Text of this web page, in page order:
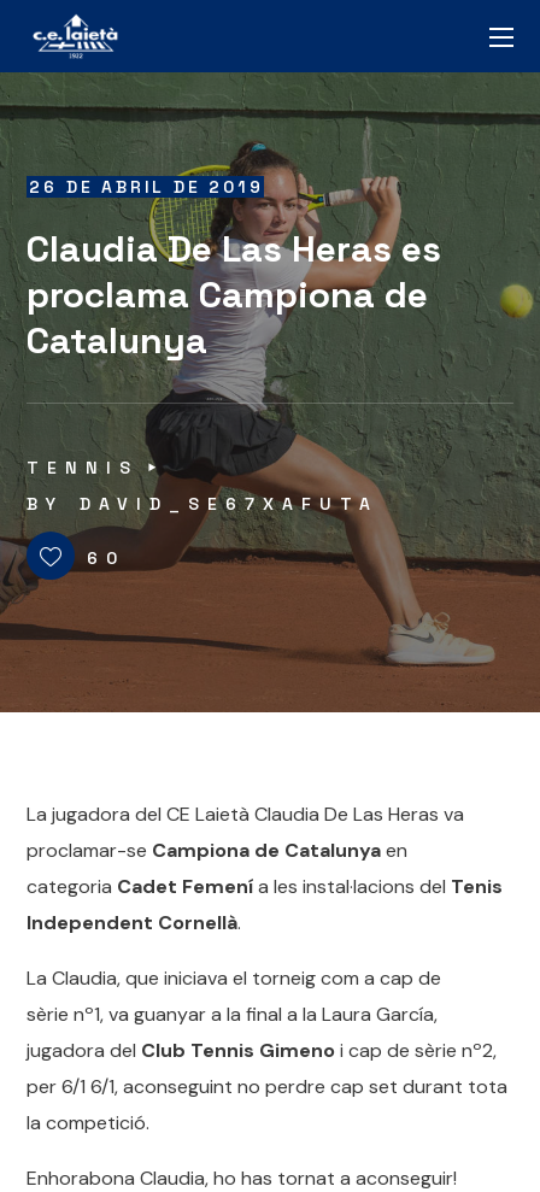
26 DE ABRIL DE 2019
Claudia De Las Heras es
proclama Campiona de
Catalunya
TENNIS
BY DAVID_SE67XAFUTA
60
La jugadora del CE Laietà Claudia De Las Heras va
proclamar-se Campiona de Catalunyaen
categoria Cadet Femenía les instal·lacions del Tenis
Independent Cornellà.
La Claudia, que iniciava el torneig com a cap de
sèrie nº1, va guanyar a la final a la Laura García,
jugadora del Club Tennis Gimenoi cap de sèrie nº2,
per 6/1 6/1, aconseguint no perdre cap set durant tota
la competició.
Enhorabona Claudia, ho has tornat a aconseguir!